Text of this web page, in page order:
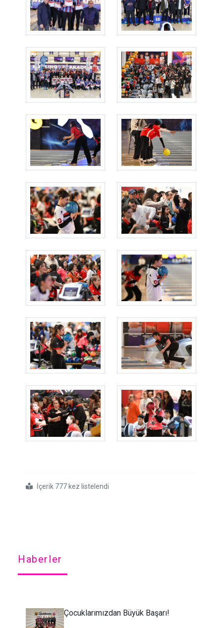
#2025 2026
#gsb
#okul
#sporları
#bowling
#gençler
#grup
#birinciliği
#sona
#erdiİçerik 777 kez listelendi
Haberler
Çocuklarımızdan Büyük Başarı!